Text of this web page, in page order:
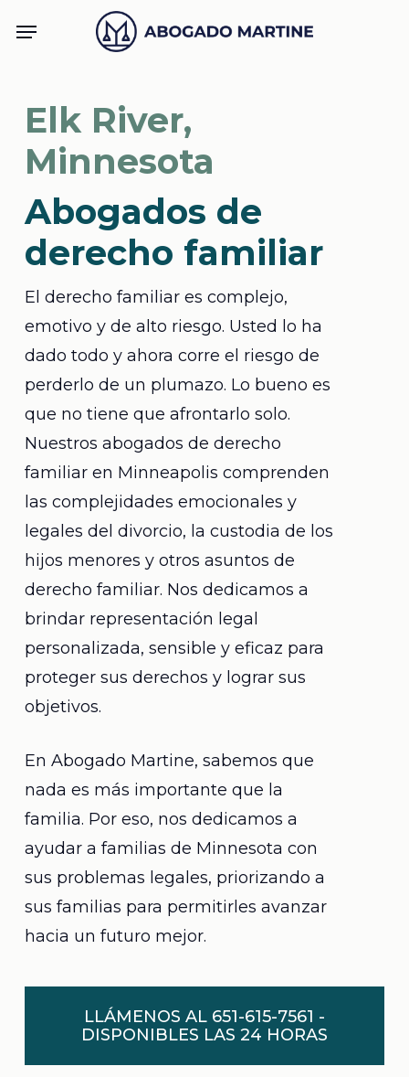
content
Menu
Elk River,
Minnesota
Abogados de
derecho familiar
El derecho familiar es complejo,
emotivo y de alto riesgo. Usted lo ha
dado todo y ahora corre el riesgo de
perderlo de un plumazo. Lo bueno es
que no tiene que afrontarlo solo.
Nuestros abogados de derecho
familiar en Minneapolis comprenden
las complejidades emocionales y
legales del divorcio, la custodia de los
hijos menores y otros asuntos de
derecho familiar. Nos dedicamos a
brindar representación legal
personalizada, sensible y eficaz para
proteger sus derechos y lograr sus
objetivos.
En Abogado Martine, sabemos que
nada es más importante que la
familia. Por eso, nos dedicamos a
ayudar a familias de Minnesota con
sus problemas legales, priorizando a
sus familias para permitirles avanzar
hacia un futuro mejor.
LLÁMENOS AL 651-615-7561 -
DISPONIBLES LAS 24 HORAS